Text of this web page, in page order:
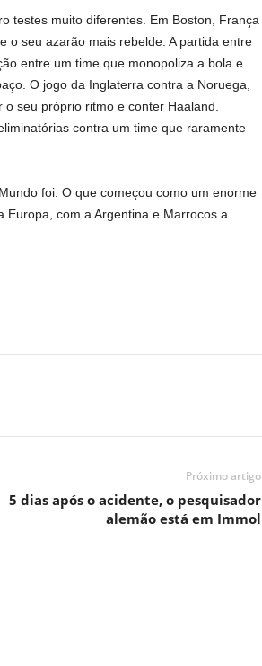
testes muito diferentes. Em Boston, França
o seu azarão mais rebelde. A partida entre
entre um time que monopoliza a bola e
O jogo da Inglaterra contra a Noruega,
seu próprio ritmo e conter Haaland.
contra um time que raramente
foi. O que começou como um enorme
com a Argentina e Marrocos a
Próximo artigo
5 dias após o acidente, o pesquisador
alemão está em Immol